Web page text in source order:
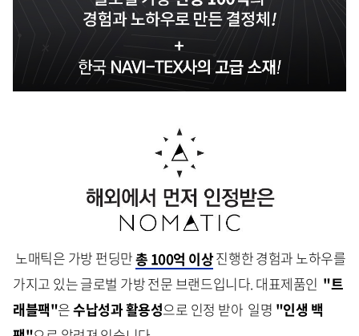
노매틱은 가방 펀딩만총 100억 이상진행한 경험과 노하우를
가지고 있는 글로벌 가방 전문 브랜드입니다. 대표제품인 "트
래블팩"은수납성과 활용성으로 인정 받아 일명 "인생 백